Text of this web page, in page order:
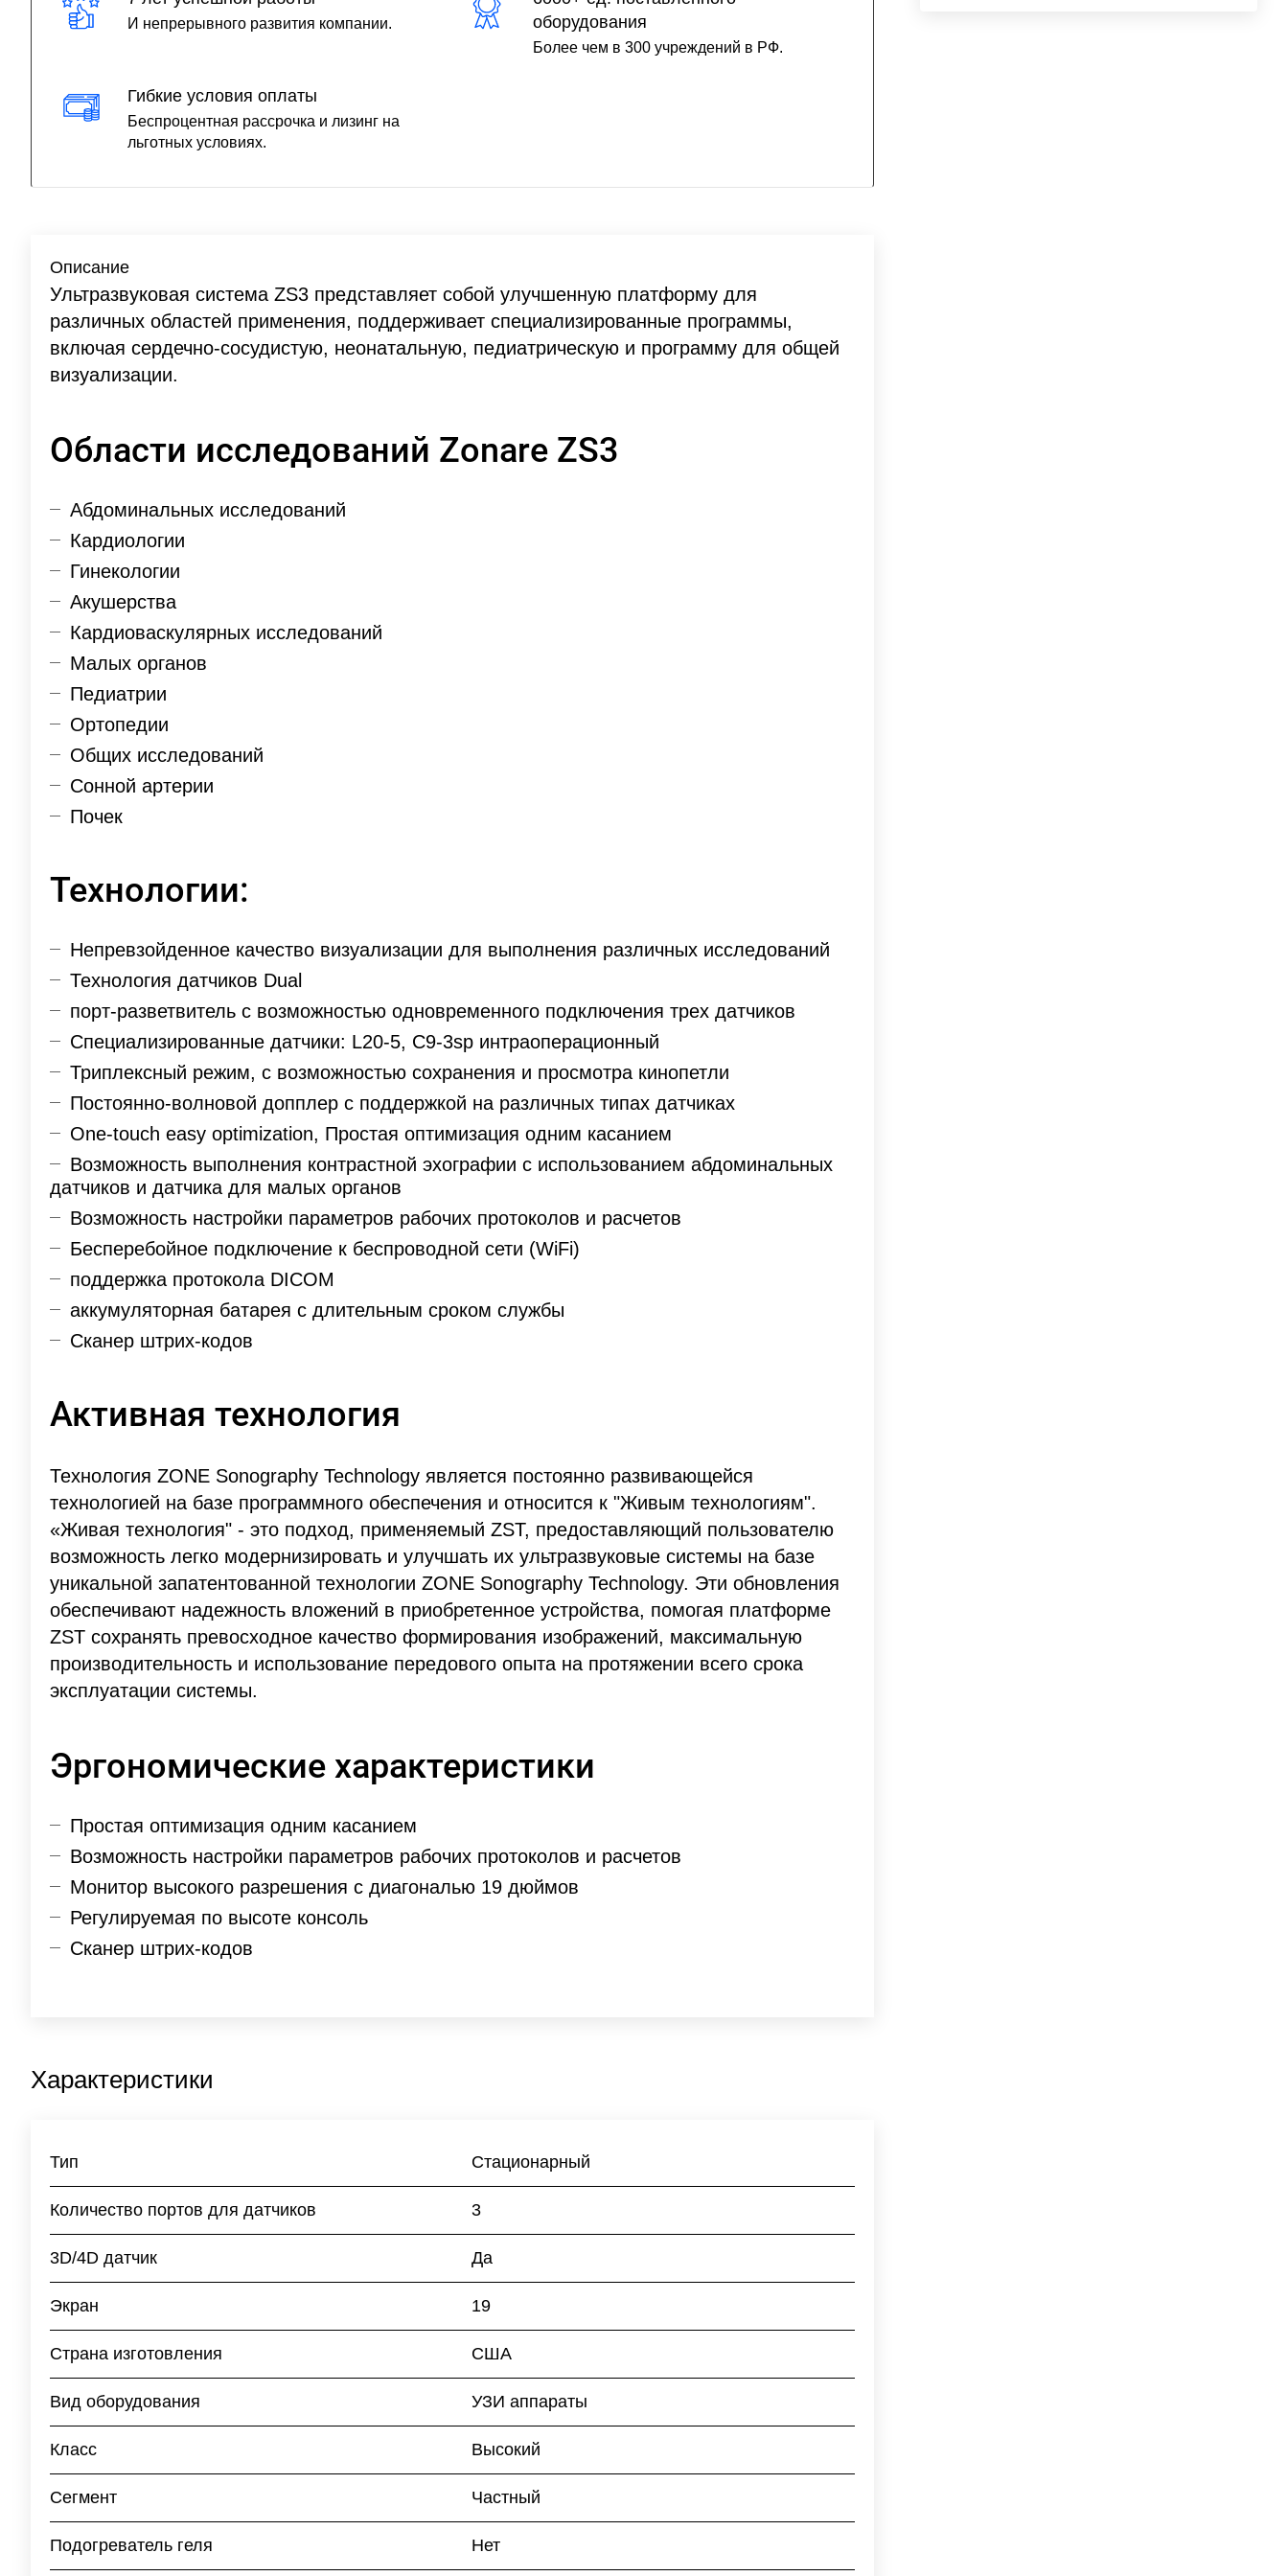
И непрерывного развития компании.
оборудования
Более чем в 300 учреждений в РФ.
Гибкие условия оплаты
Беспроцентная рассрочка и лизинг на
льготных условиях.
Описание
Ультразвуковая система ZS3 представляет собой улучшенную платформу для
различных областей применения, поддерживает специализированные программы,
включая сердечно-сосудистую, неонатальную, педиатрическую и программу для общей
визуализации.
Области исследований Zonare ZS3
Абдоминальных исследований
Кардиологии
Гинекологии
Акушерства
Кардиоваскулярных исследований
Малых органов
Педиатрии
Ортопедии
Общих исследований
Сонной артерии
Почек
Технологии:
Непревзойденное качество визуализации для выполнения различных исследований
Технология датчиков Dual
порт-разветвитель с возможностью одновременного подключения трех датчиков
Специализированные датчики: L20-5, C9-3sp интраоперационный
Триплексный режим, с возможностью сохранения и просмотра кинопетли
Постоянно-волновой допплер с поддержкой на различных типах датчиках
One-touch easy optimization, Простая оптимизация одним касанием
Возможность выполнения контрастной эхографии с использованием абдоминальных
датчиков и датчика для малых органов
Возможность настройки параметров рабочих протоколов и расчетов
Бесперебойное подключение к беспроводной сети (WiFi)
поддержка протокола DICOM
аккумуляторная батарея с длительным сроком службы
Сканер штрих-кодов
Активная технология
Технология ZONE Sonography Technology является постоянно развивающейся
технологией на базе программного обеспечения и относится к "Живым технологиям".
«Живая технология" - это подход, применяемый ZST, предоставляющий пользователю
возможность легко модернизировать и улучшать их ультразвуковые системы на базе
уникальной запатентованной технологии ZONE Sonography Technology. Эти обновления
обеспечивают надежность вложений в приобретенное устройства, помогая платформе
ZST сохранять превосходное качество формирования изображений, максимальную
производительность и использование передового опыта на протяжении всего срока
эксплуатации системы.
Эргономические характеристики
Простая оптимизация одним касанием
Возможность настройки параметров рабочих протоколов и расчетов
Монитор высокого разрешения с диагональю 19 дюймов
Регулируемая по высоте консоль
Сканер штрих-кодов
Характеристики
Тип Стационарный
Количество портов для датчиков 3
3D/4D датчик Да
Экран 19
Страна изготовления США
Вид оборудования УЗИ аппараты
Класс Высокий
Сегмент Частный
Подогреватель геля Нет